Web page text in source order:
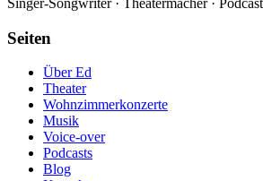
Seiten
Über Ed
Theater
Wohnzimmerkonzerte
Musik
Voice-over
Podcasts
Blog